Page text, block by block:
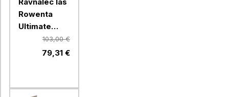
Rowenta
Ultimate
Experience
SF8120F0
103,00 €
79,31 €